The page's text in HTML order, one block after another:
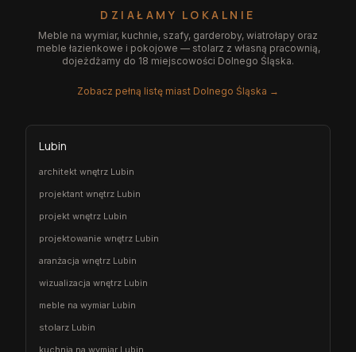
DZIAŁAMY LOKALNIE
Meble na wymiar, kuchnie, szafy, garderoby, wiatrołapy oraz
meble łazienkowe i pokojowe — stolarz z własną pracownią,
dojeżdżamy do 18 miejscowości Dolnego Śląska.
Zobacz pełną listę miast Dolnego Śląska →
Lubin
architekt wnętrz Lubin
projektant wnętrz Lubin
projekt wnętrz Lubin
projektowanie wnętrz Lubin
aranżacja wnętrz Lubin
wizualizacja wnętrz Lubin
meble na wymiar Lubin
stolarz Lubin
kuchnia na wymiar Lubin